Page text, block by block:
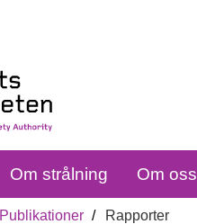
Om strålning Om oss
Publikationer Rapporter